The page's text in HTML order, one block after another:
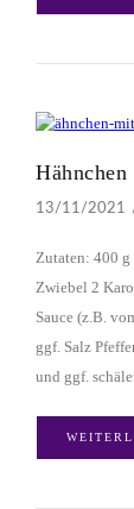
13/11/2021
Zutaten: 400
Zwiebel 2
Sauce (z.B.
ggf. Salz
und ggf.